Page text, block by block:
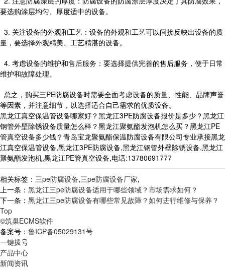
要选购涂层均匀、厚度适中的设备。
3. 关注设备的外观和工艺：设备的外观和工艺可以间接反映出设备的质
量，要选择外观精美、工艺精湛的设备。
4. 考虑设备的维护和售后服务：要选择提供完善的售后服务，便于日常
维护和故障处理。
总之，购买三PE防腐设备时需要全面考虑设备的质量、性能、品牌声誉
等因素，并注意细节，以选择适合自己需求的优质设备。
黑龙江真空保温管设备哪家好？黑龙江3PE防腐设备报价是多少？黑龙江
钢管外壁除锈设备质量怎么样？黑龙江聚氨酯发泡机怎么买？黑龙江PE
管真空设备多少钱？青岛宝龙聚氨酯保温防腐设备有限公司专业承接黑龙
江真空保温管设备,黑龙江3PE防腐设备,黑龙江钢管外壁除锈设备,黑龙江
聚氨酯发泡机,黑龙江PE管真空设备,电话:13780691777
相关标签： 三pe防腐设备,三pe防腐设备厂家,
上一条： 黑龙江三pe防腐设备适用于哪些领域？市场需求如何？
下一条： 黑龙江三pe防腐设备有哪些常见故障？如何进行维修与保养？
Top
©筑巢ECMS软件
备案号： 鲁ICP备05029131号
一键拨号
产品中心
新闻资讯